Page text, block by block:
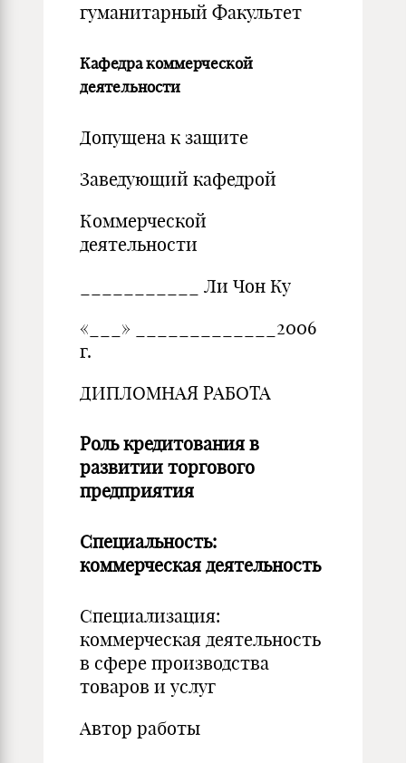
гуманитарный Факультет
Кафедра коммерческой
деятельности
Допущена к защите
Заведующий кафедрой
Коммерческой
деятельности
___________ Ли Чон Ку
«___» _____________2006
г.
ДИПЛОМНАЯ РАБОТА
Роль кредитования в
развитии торгового
предприятия
Специальность:
коммерческая деятельность
Специализация:
коммерческая деятельность
в сфере производства
товаров и услуг
Автор работы